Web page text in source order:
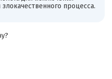
процесса.